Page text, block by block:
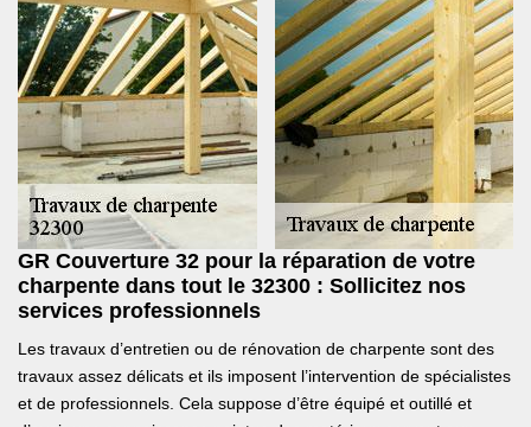
GR Couverture 32 pour la réparation de votre
charpente dans tout le 32300 : Sollicitez nos
services professionnels
Les travaux d’entretien ou de rénovation de charpente sont des
travaux assez délicats et ils imposent l’intervention de spécialistes
et de professionnels. Cela suppose d’être équipé et outillé et